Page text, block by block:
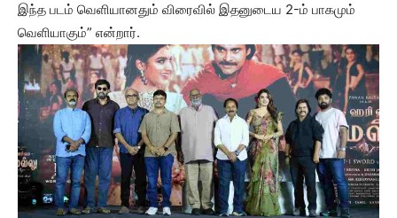
இந்த படம் வெளியானதும் விரைவில் இதனுடைய 2-ம் பாகமும்
வெளியாகும்” என்றார்.